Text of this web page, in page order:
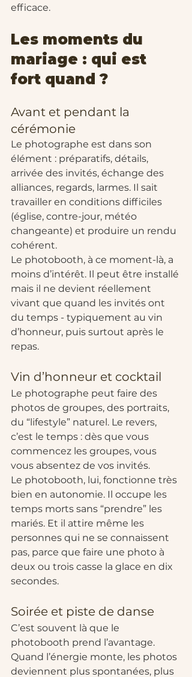
efficace.
Les moments du
mariage : qui est
fort quand ?
Avant et pendant la
cérémonie
Le photographe est dans son
élément : préparatifs, détails,
arrivée des invités, échange des
alliances, regards, larmes. Il sait
travailler en conditions difficiles
(église, contre-jour, météo
changeante) et produire un rendu
cohérent.
Le photobooth, à ce moment-là, a
moins d’intérêt. Il peut être installé
mais il ne devient réellement
vivant que quand les invités ont
du temps - typiquement au vin
d’honneur, puis surtout après le
repas.
Vin d’honneur et cocktail
Le photographe peut faire des
photos de groupes, des portraits,
du “lifestyle” naturel. Le revers,
c’est le temps : dès que vous
commencez les groupes, vous
vous absentez de vos invités.
Le photobooth, lui, fonctionne très
bien en autonomie. Il occupe les
temps morts sans “prendre” les
mariés. Et il attire même les
personnes qui ne se connaissent
pas, parce que faire une photo à
deux ou trois casse la glace en dix
secondes.
Soirée et piste de danse
C’est souvent là que le
photobooth prend l’avantage.
Quand l’énergie monte, les photos
deviennent plus spontanées, plus